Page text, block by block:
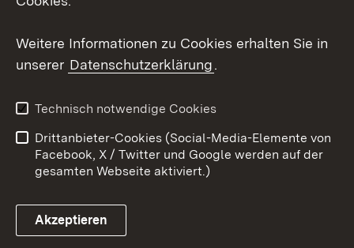
Youtube
Link zum Landesportal
Kontakt
Datenschutz
Barrierefreiheit
Impressum Cookies
Weitere Informationen zu Cookies erhalten Sie in
unserer Datenschutzerklärung.
Technisch notwendige Cookies
Drittanbieter-Cookies (Social-Media-Elemente von
Facebook, X / Twitter und Google werden auf der
gesamten Webseite aktiviert.)
Akzeptieren